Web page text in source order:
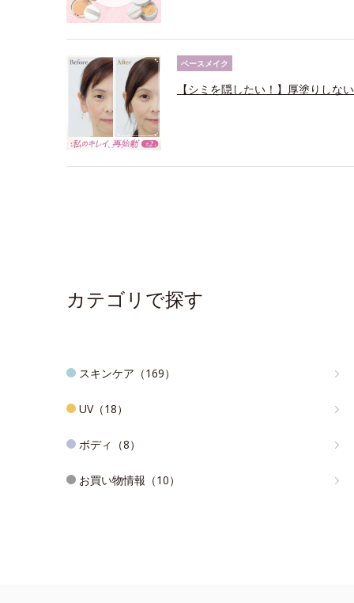
ベースメイク
【シミを隠したい！】厚塗りしな
カテゴリで探す
スキンケア（169）
UV（18）
ボディ（8）
お買い物情報（10）